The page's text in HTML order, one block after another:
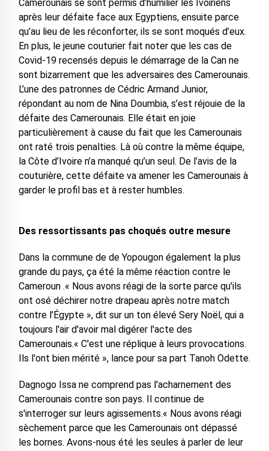
Camerounais se sont permis d’humilier les Ivoiriens
après leur défaite face aux Egyptiens, ensuite parce
qu’au lieu de les réconforter, ils se sont moqués d’eux.
En plus, le jeune couturier fait noter que les cas de
Covid-19 recensés depuis le démarrage de la Can ne
sont bizarrement que les adversaires des Camerounais.
L’une des patronnes de Cédric Armand Junior,
répondant au nom de Nina Doumbia, s’est réjouie de la
défaite des Camerounais. Elle était en joie
particulièrement à cause du fait que les Camerounais
ont raté trois penalties. Là où contre la même équipe,
la Côte d’Ivoire n’a manqué qu’un seul. De l’avis de la
couturière, cette défaite va amener les Camerounais à
garder le profil bas et à rester humbles.
Des ressortissants pas choqués outre mesure
Dans la commune de de Yopougon également la plus
grande du pays, ça été la même réaction contre le
Cameroun .« Nous avons réagi de la sorte parce qu'ils
ont osé déchirer notre drapeau après notre match
contre l’Égypte », dit sur un ton élevé Sery Noël, qui a
toujours l'air d'avoir mal digérer l'acte des
Camerounais.« C'est une réplique à leurs provocations.
Ils l'ont bien mérité », lance pour sa part Tanoh Odette.
Dagnogo Issa ne comprend pas l'acharnement des
Camerounais contre son pays. Il continue de
s'interroger sur leurs agissements.« Nous avons réagi
sèchement parce que les Camerounais ont dépassé
les bornes. Avons-nous été les seules à parler de leur